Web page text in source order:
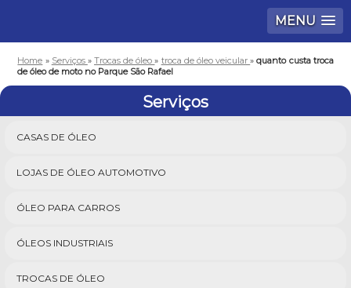
MENU
Home » Serviços »Trocas de óleo» troca de óleo veicular»quanto custa troca
de óleo de moto no Parque São Rafael
Serviços
CASAS DE ÓLEO
LOJAS DE ÓLEO AUTOMOTIVO
ÓLEO PARA CARROS
ÓLEOS INDUSTRIAIS
TROCAS DE ÓLEO